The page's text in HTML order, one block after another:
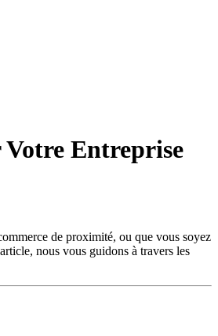
Entreprise
de proximité, ou que vous soyez
nous vous guidons à travers les